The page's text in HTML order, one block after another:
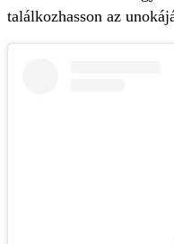
találkozhasson az